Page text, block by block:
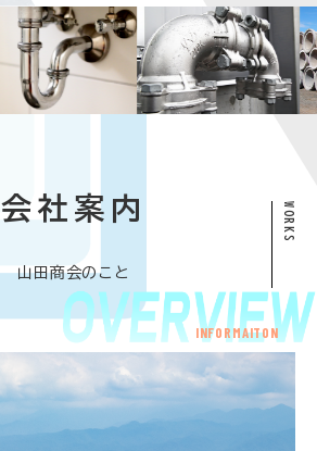
会社案内
山田商会のこと
INFORMAITON